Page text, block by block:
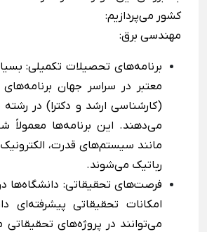
کشور می‌پردازیم:
مهندسی برق:
برنامه‌های تحصیلات تکمیلی:
معتبر در سراسر جهان
(کارشناسی ارشد و دکترا) در
می‌دهند. این برنامه‌ها
مانند سیستم‌های قدرت،
رباتیک می‌شوند.
فرصت‌های تحقیقاتی: دانشگاه‌ها
امکانات تحقیقاتی پیشرفته‌ای
می‌توانند در پروژه‌های